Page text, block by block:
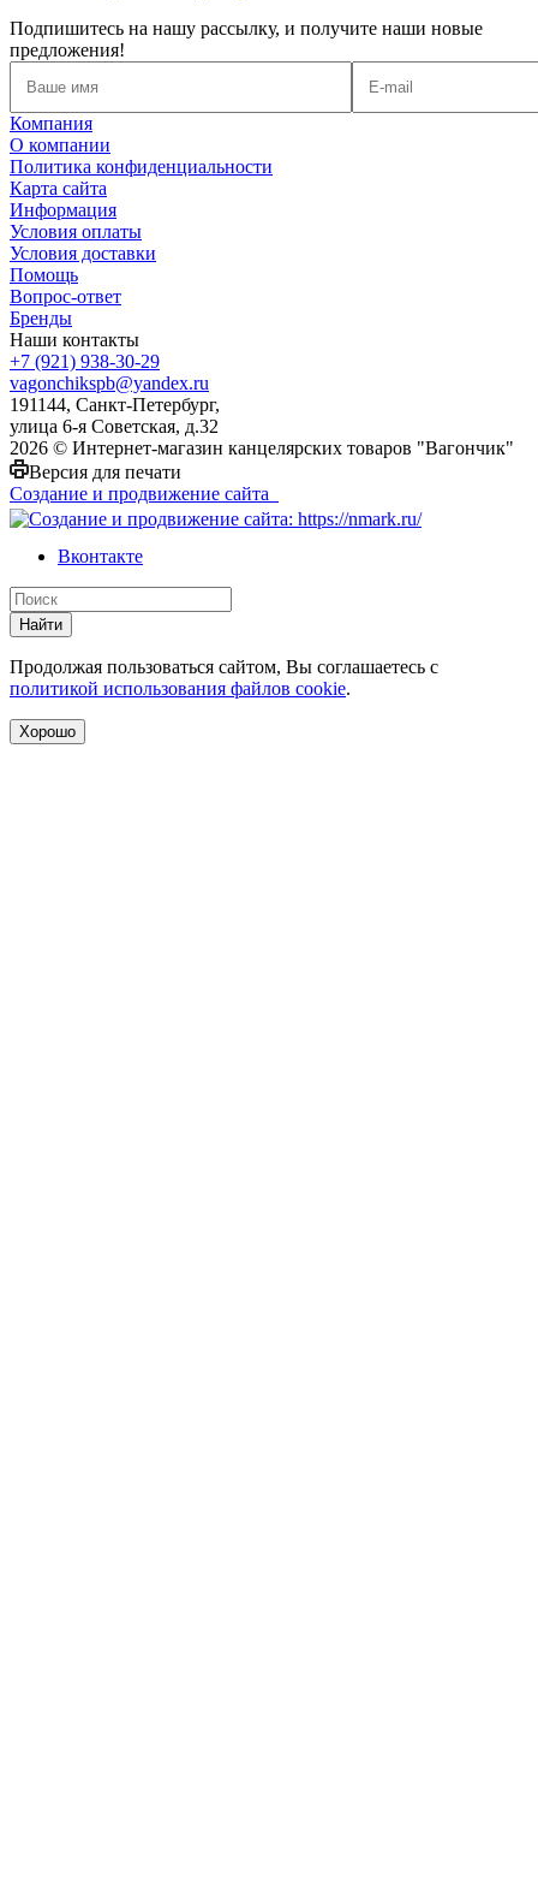
Подпишитесь на нашу рассылку, и получите наши новые
предложения!
Компания
О компании
Политика конфиденциальности
Карта сайта
Информация
Условия оплаты
Условия доставки
Помощь
Вопрос-ответ
Бренды
Наши контакты
+7 (921) 938-30-29
vagonchikspb@yandex.ru
191144, Санкт-Петербург,
улица 6-я Советская, д.32
2026 © Интернет-магазин канцелярских товаров "Вагончик"
Версия для печати
Создание и продвижение сайта
Вконтакте
Найти
Продолжая пользоваться сайтом, Вы соглашаетесь с
политикой использования файлов cookie.
Хорошо